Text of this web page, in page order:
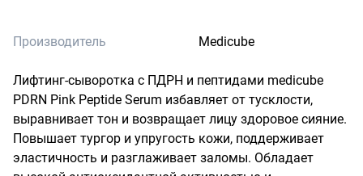
Производитель Medicube
Лифтинг-сыворотка с ПДРН и пептидами medicube
PDRN Pink Peptide Serum избавляет от тусклости,
выравнивает тон и возвращает лицу здоровое сияние.
Повышает тургор и упругость кожи, поддерживает
эластичность и разглаживает заломы. Обладает